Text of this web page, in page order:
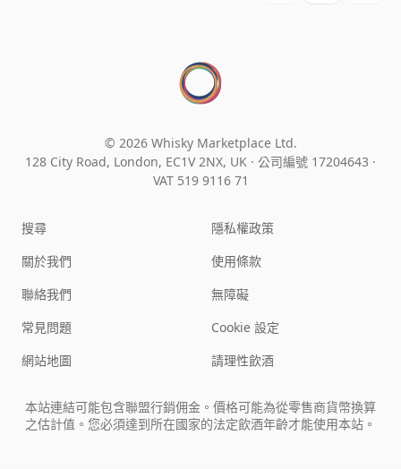
© 2026 Whisky Marketplace Ltd.
128 City Road, London, EC1V 2NX, UK · 公司編號 17204643 ·
VAT 519 9116 71
搜尋
關於我們
聯絡我們
常見問題
網站地圖
隱私權政策
使用條款
無障礙
Cookie 設定
請理性飲酒
本站連結可能包含聯盟行銷佣金。價格可能為從零售商貨幣換算
之估計值。您必須達到所在國家的法定飲酒年齡才能使用本站。